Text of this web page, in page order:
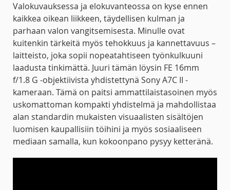
Valokuvauksessa ja elokuvanteossa on kyse ennen
kaikkea oikean liikkeen, täydellisen kulman ja
parhaan valon vangitsemisesta. Minulle ovat
kuitenkin tärkeitä myös tehokkuus ja kannettavuus –
laitteisto, joka sopii nopeatahtiseen työnkulkuuni
laadusta tinkimättä. Juuri tämän löysin FE 16mm
f/1.8 G -objektiivista yhdistettynä Sony A7C II -
kameraan. Tämä on paitsi ammattilaistasoinen myös
uskomattoman kompakti yhdistelmä ja mahdollistaa
alan standardin mukaisten visuaalisten sisältöjen
luomisen kaupallisiin töihini ja myös sosiaaliseen
mediaan samalla, kun kokoonpano pysyy ketteränä.